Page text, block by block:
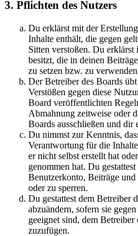
3. Pflichten des Nutzers
Du erklärst mit der
Inhalte enthält, die gegen
Sitten verstoßen. Du erklärst
besitzt, die in deinen
zu setzen bzw. zu
Der Betreiber des Boards
Verstößen gegen diese
Board veröffentlichten
Abmahnung zeitweise oder
Boards ausschließen und dir
Du nimmst zur Kenntnis,
Verantwortung für die
er nicht selbst erstellt hat
genommen hat. Du
Benutzerkonto, Beiträge
oder zu sperren.
Du gestattest dem Betreiber
abzuändern, sofern sie
geeignet sind, dem
zuzufügen.